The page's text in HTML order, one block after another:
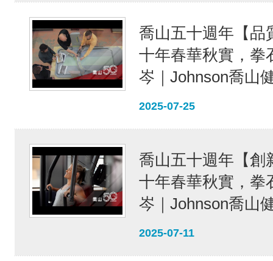
喬山五十週年【品
十年春華秋實，拳
岑｜Johnson喬山
2025-07-25
喬山五十週年【創
十年春華秋實，拳
岑｜Johnson喬山
2025-07-11